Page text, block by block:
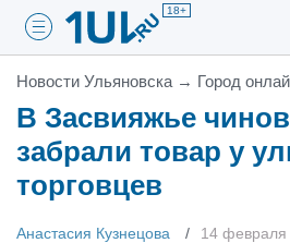
18+
Новости Ульяновска → Город
В Засвияжье
забрали товар у
торговцев
Анастасия Кузнецова 14